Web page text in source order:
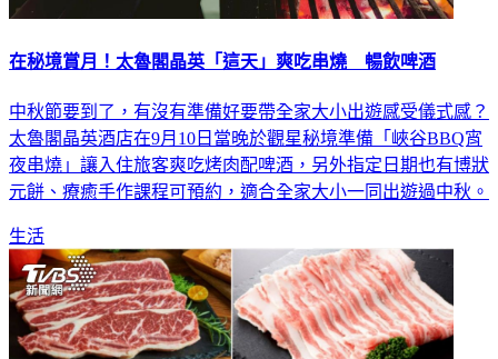
在秘境賞月！太魯閣晶英「這天」爽吃串燒 暢飲啤酒
中秋節要到了，有沒有準備好要帶全家大小出遊感受儀式感？
太魯閣晶英酒店在9月10日當晚於觀星秘境準備「峽谷BBQ宵
夜串燒」讓入住旅客爽吃烤肉配啤酒，另外指定日期也有博狀
元餅、療癒手作課程可預約，適合全家大小一同出遊過中秋。
生活